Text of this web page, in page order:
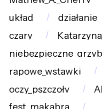
układ
działanie
czary
rapowe_wstawki
oczy_pszczoły